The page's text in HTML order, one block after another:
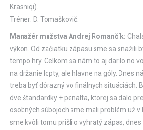
Krasniqi).
Tréner: D. Tomaškovič.
Manažér mužstva Andrej Romančík:
výkon. Od začiatku zápasu sme sa snažili
tempo hry. Celkom sa nám to aj darilo no
na držanie lopty, ale hlavne na góly. Dnes
treba byť dôrazný vo finálnych situáciách.
dve štandardky + penalta, ktorej sa dalo
osobných súbojoch sme mali problém už v
sme kvôli tomu prišli o vyhratý zápas,